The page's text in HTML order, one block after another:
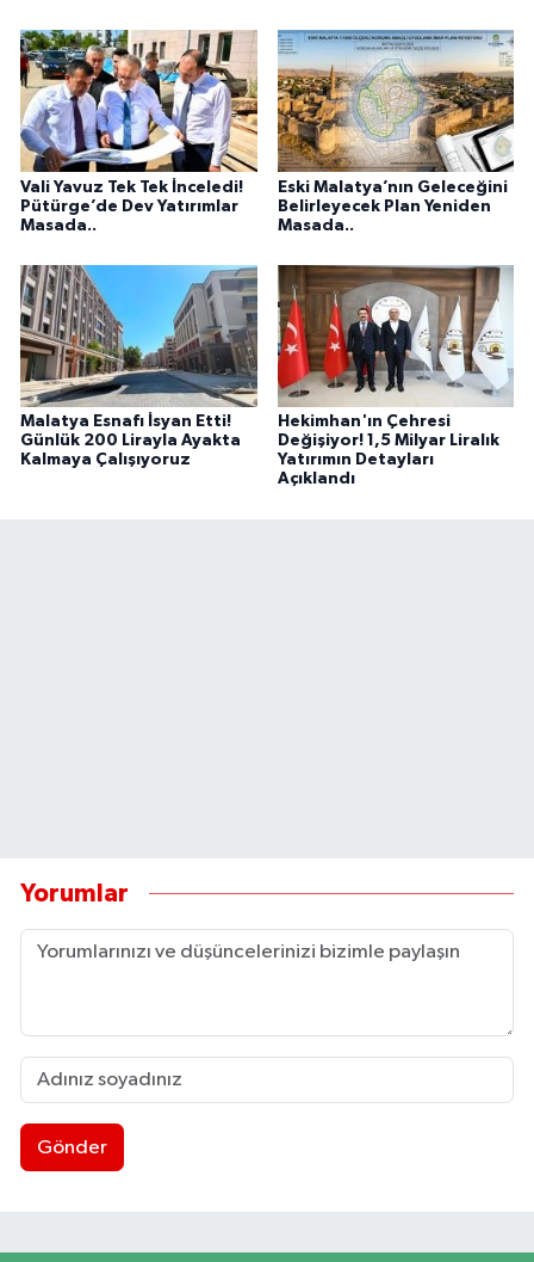
Vali Yavuz Tek Tek İnceledi!
Pütürge’de Dev Yatırımlar
Masada..
Eski Malatya’nın Geleceğini
Belirleyecek Plan Yeniden
Masada..
Malatya Esnafı İsyan Etti!
Günlük 200 Lirayla Ayakta
Kalmaya Çalışıyoruz
Hekimhan'ın Çehresi
Değişiyor! 1,5 Milyar Liralık
Yatırımın Detayları
Açıklandı
Yorumlar
Gönder